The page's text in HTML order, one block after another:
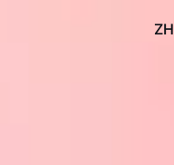
ZH